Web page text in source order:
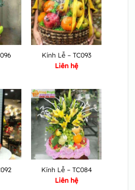
Kính Lễ – TC093
Liên hệ
Kính Lễ – TC084
Liên hệ